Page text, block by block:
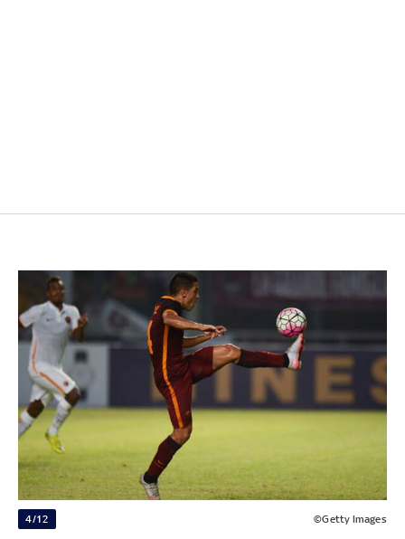
4/12 ©Getty Images